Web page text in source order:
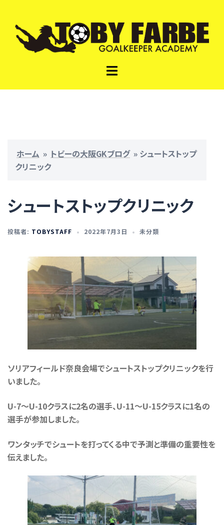
ト
グ
ル
ホーム » トビーの大阪GKブログ » シュートストップ
クリニック
シュートストップクリニック
投稿者: TOBYSTAFF 2022年7月3日 未分類
ソリアフィールド奈良会場でシュートストップクリニックを行
いました。
U-7〜U-10クラスに2名の選手、U-11〜U-15クラスに1名の
選手が参加しました。
ワンタッチでシュートを打ってくる中で予測と準備の重要性を
伝えました。